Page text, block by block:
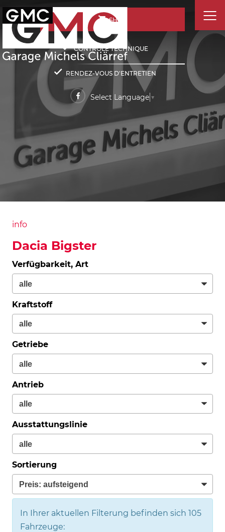
SHOP
CONTRÔLE TECHNIQUE
RENDEZ-VOUS D'ENTRETIEN
Select Language ▼
info
Dacia Bigster
Verfügbarkeit, Art
Kraftstoff
Getriebe
Antrieb
Ausstattungslinie
Sortierung
In Ihrer aktuellen Filterung befinden sich 105
Fahrzeuge: